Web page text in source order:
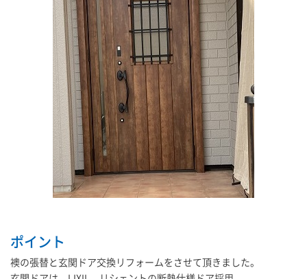
ポイント
襖の張替と玄関ドア交換リフォームをさせて頂きました。